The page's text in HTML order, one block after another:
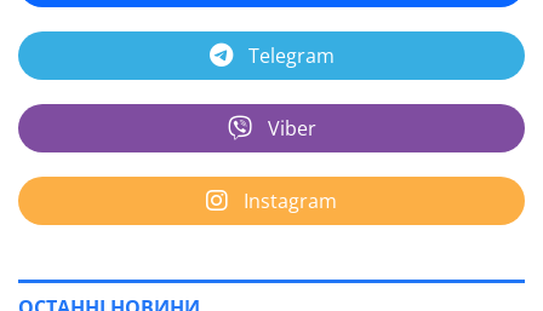
Telegram
Viber
Instagram